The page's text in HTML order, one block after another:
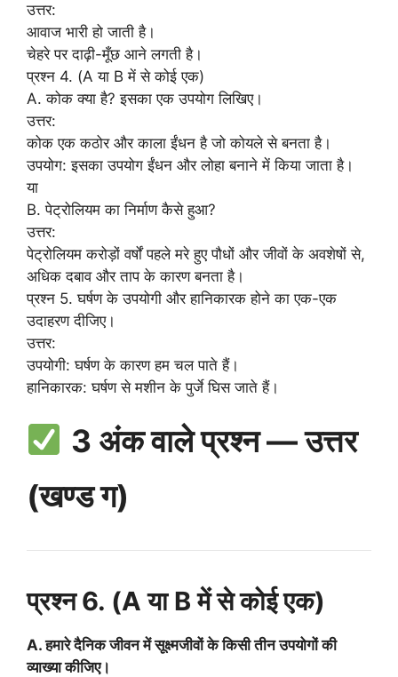
उत्तर:
आवाज भारी हो जाती है।
चेहरे पर दाढ़ी-मूँछ आने लगती है।
प्रश्न 4. (A या B में से कोई एक)
A. कोक क्या है? इसका एक उपयोग लिखिए।
उत्तर:
कोक एक कठोर और काला ईंधन है जो कोयले से बनता है।
उपयोग: इसका उपयोग ईंधन और लोहा बनाने में किया जाता है।
या
B. पेट्रोलियम का निर्माण कैसे हुआ?
उत्तर:
पेट्रोलियम करोड़ों वर्षों पहले मरे हुए पौधों और जीवों के अवशेषों से,
अधिक दबाव और ताप के कारण बनता है।
प्रश्न 5. घर्षण के उपयोगी और हानिकारक होने का एक-एक
उदाहरण दीजिए।
उत्तर:
उपयोगी: घर्षण के कारण हम चल पाते हैं।
हानिकारक: घर्षण से मशीन के पुर्जे घिस जाते हैं।
3 अंक वाले प्रश्न — उत्तर
(खण्ड ग)
प्रश्न 6. (A या B में से कोई एक)
A. हमारे दैनिक जीवन में सूक्ष्मजीवों के किसी तीन उपयोगों की
व्याख्या कीजिए।